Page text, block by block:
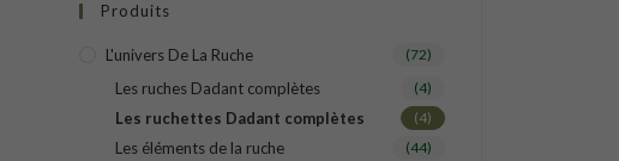
Produits
L'univers De La Ruche (72)
Les ruches Dadant complètes (4)
Les ruchettes Dadant complètes (4)
Les éléments de la ruche (44)